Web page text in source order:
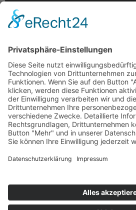
Termin vereinbaren
Unsere Praxis besteht bereits seit weit
wir unsere Erfahrung und Angebote
als Patient das bestmögliche Ergebnis zu
Worauf warten Sie noch? Kommen
Impressum
Datenschutz
Tolle Behandlung. Vor allem Eva hat
empfehlen.
Bin bei Herrn Heffele in den besten
Wolfgang GolderGoogle Bewertung